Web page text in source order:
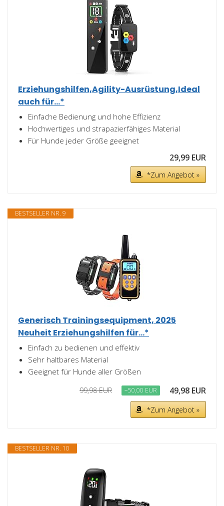
Erziehungshilfen,Agility-Ausrüstung,Ideal
auch für...*
Einfache Bedienung und hohe Effizienz
Hochwertiges und strapazierfähiges Material
Für Hunde jeder Größe geeignet
29,99 EUR
*Zum Angebot »
BESTSELLER NR. 9
Generisch Trainingsequipment, 2025
Neuheit Erziehungshilfen für...*
Einfach zu bedienen und effektiv
Sehr haltbares Material
Geeignet für Hunde aller Größen
99,98 EUR −50,00 EUR 49,98 EUR
*Zum Angebot »
BESTSELLER NR. 10